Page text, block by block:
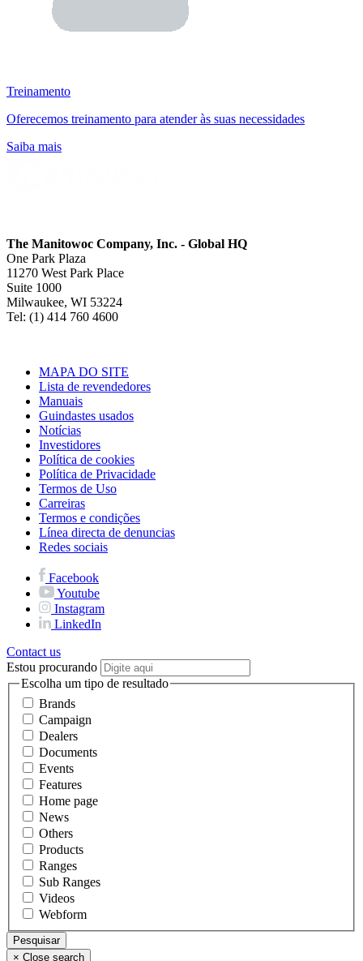
Treinamento
Oferecemos treinamento para atender às suas necessidades
Saiba mais
The Manitowoc Company, Inc. - Global HQ
One Park Plaza
11270 West Park Place
Suite 1000
Milwaukee, WI 53224
Tel: (1) 414 760 4600
MAPA DO SITE
Lista de revendedores
Manuais
Guindastes usados
Notícias
Investidores
Política de cookies
Política de Privacidade
Termos de Uso
Carreiras
Termos e condições
Línea directa de denuncias
Redes sociais
Facebook
Youtube
Instagram
LinkedIn
Contact us
Estou procurando
Escolha um tipo de resultado
Brands
Campaign
Dealers
Documents
Events
Features
Home page
News
Others
Products
Ranges
Sub Ranges
Videos
Webform
× Close search